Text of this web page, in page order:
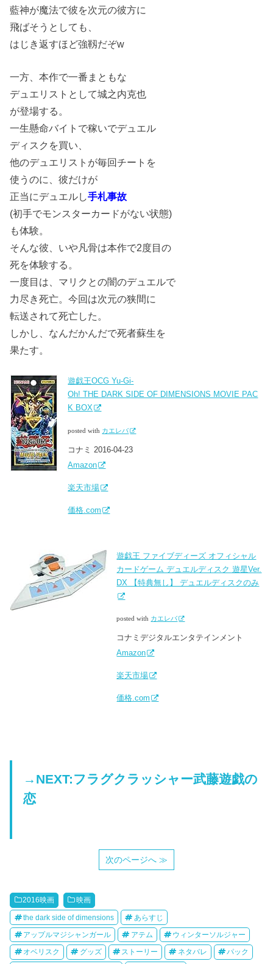
藍神が魔法で彼を次元の彼方に
飛ばそうとしても、
はじき返すほど強靱だぞw
一方、本作で一番まともな
デュエリストとして城之内克也
が登場する。
一生懸命バイトで稼いでデュエル
ディスクを買い、
他のデュエリストが毎回チートを
使うのに、彼だけが
正当にデュエルし手札事故
(初手でモンスターカードがない状態)
も体験。
そんな彼、いや凡骨は本作で2度目の
死を体験する。
一度目は、マリクとの闇のデュエルで
力尽き死亡。今回は次元の狭間に
転送されて死亡した。
しかし、なんだかんだで死者蘇生を
果たす。
遊戯王OCG Yu-Gi-
Oh! THE DARK SIDE OF DIMENSIONS MOVIE PAC
K BOX
posted with カエレバ
コナミ 2016-04-23
Amazon
楽天市場
価格.com
遊戯王 ファイブディーズ オフィシャル
カードゲーム デュエルディスク 遊星Ver.
DX 【特典無し】 デュエルディスクのみ
posted with カエレバ
コナミデジタルエンタテインメント
Amazon
楽天市場
価格.com
→NEXT:フラグクラッシャー武藤遊戯の
恋
次のページへ ≫
2016映画 映画
the dark side of dimensions あらすじ
アップルマジシャンガール アテム ウィンターソルジャー
オベリスク グッズ ストーリー ネタバレ パック